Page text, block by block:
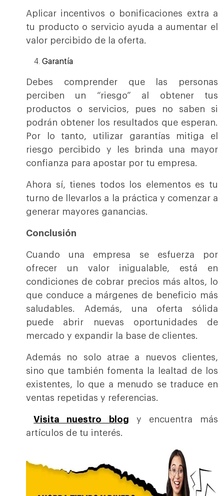
Aplicar incentivos o bonificaciones extra a
tu producto o servicio ayuda a aumentar el
valor percibido de la oferta.
Garantía
Debes comprender que las personas
perciben un “riesgo” al obtener tus
productos o servicios, pues no saben si
podrán obtener los resultados que esperan.
Por lo tanto, utilizar garantías mitiga el
riesgo percibido y les brinda una mayor
confianza para apostar por tu empresa.
Ahora sí, tienes todos los elementos es tu
turno de llevarlos a la práctica y comenzar a
generar mayores ganancias.
Conclusión
Cuando una empresa se esfuerza por
ofrecer un valor inigualable, está en
condiciones de cobrar precios más altos, lo
que conduce a márgenes de beneficio más
saludables. Además, una oferta sólida
puede abrir nuevas oportunidades de
mercado y expandir la base de clientes.
Además no solo atrae a nuevos clientes,
sino que también fomenta la lealtad de los
existentes, lo que a menudo se traduce en
ventas repetidas y referencias.
Visita nuestro blog y encuentra más
artículos de tu interés.